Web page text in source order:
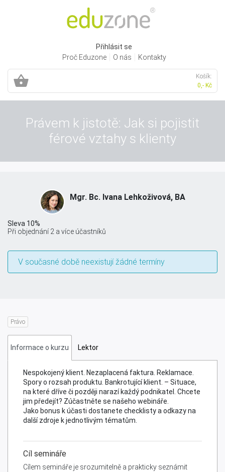
Přihlásit se
Proč Eduzone
O nás Kontakty
Košík:
0,- Kč
Právem k jistotě: Jak si pojistit
férové vztahy s klienty
Mgr. Bc. Ivana Lehkoživová, BA
Sleva 10%
Při objednání 2 a více účastníků
V současné době neexistují žádné termíny
vztahy s klienty
Právo
Informace o kurzu Lektor
Nespokojený klient. Nezaplacená faktura. Reklamace.
Spory o rozsah produktu. Bankrotující klient. – Situace,
na které dříve či později narazí každý podnikatel. Chcete
jim předejít? Zúčastněte se našeho webináře.
Jako bonus k účasti dostanete checklisty a odkazy na
další zdroje k jednotlivým tématům.
Cíl semináře
Cílem semináře je srozumitelně a prakticky seznámit